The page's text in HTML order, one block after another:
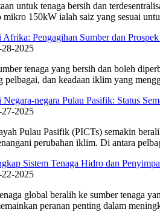
untuk tenaga bersih dan
150kW ialah saiz yang sesuai
Pengagihan Sumber dan
28-2025
tenaga yang bersih dan boleh
pelbagai, dan keadaan iklim yang
negara Pulau Pasifik: Status
27-2025
Pulau Pasifik (PICTs) semakin
perubahan iklim. Di antara
Sistem Tenaga Hidro dan
22-2025
global beralih ke sumber tenaga
peranan penting dalam